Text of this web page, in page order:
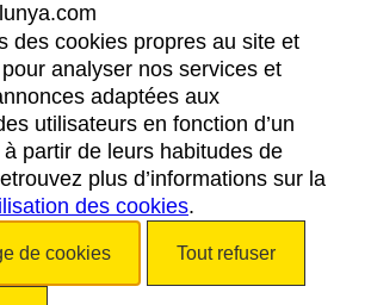
MENTIONS LÉGALES
RÈGLES DE CONFIDENTIALITÉ
COOKIES
ACCESSIBILITÉ
des cookies propres au site et
analyser nos services et
adaptées aux
utilisateurs en fonction d’un
partir de leurs habitudes de
plus d’informations sur la
des cookies.
de cookies Tout refuser